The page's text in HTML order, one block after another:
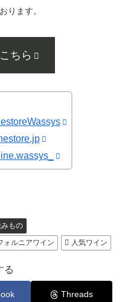
ります。
ちら
もの
ォルニアワイン 人気ワイン
る
Threads